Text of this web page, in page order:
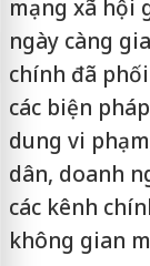
mạng xã hội
ngày càng
chính đã
các biện
dung vi
dân, doanh
các kênh
không gian